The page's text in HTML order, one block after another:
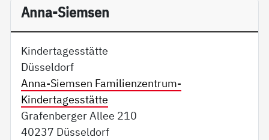
Anna-Siemsen
Kindertagesstätte
Düsseldorf
Anna-Siemsen Familienzentrum-
Kindertagesstätte
Grafenberger Allee 210
40237 Düsseldorf